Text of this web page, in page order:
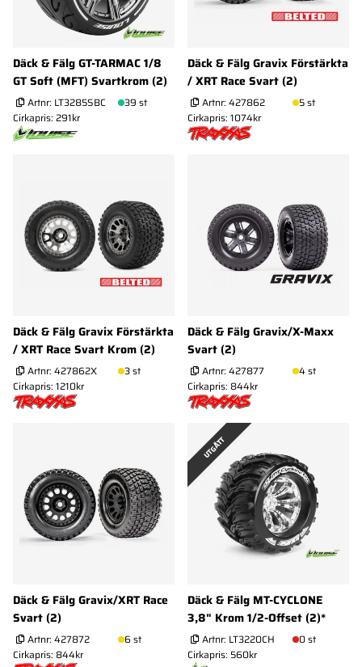
Däck & Fälg GT-TARMAC 1/8
GT Soft (MFT) Svartkrom (2)
Artnr: LT3285SBC
39 st
Cirkapris: 291kr
Däck & Fälg Gravix Förstärkta
/ XRT Race Svart (2)
Artnr: 427862
5 st
Cirkapris: 1074kr
Däck & Fälg Gravix Förstärkta
/ XRT Race Svart Krom (2)
Artnr: 427862X
3 st
Cirkapris: 1210kr
Däck & Fälg Gravix/X-Maxx
Svart (2)
Artnr: 427877
4 st
Cirkapris: 844kr
Däck & Fälg Gravix/XRT Race
Svart (2)
Artnr: 427872
6 st
Cirkapris: 844kr
UTGÅTT
Däck & Fälg MT-CYCLONE
3,8" Krom 1/2-Offset (2)*
Artnr: LT3220CH
0 st
Cirkapris: 560kr